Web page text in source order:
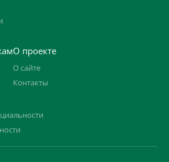
О проекте
О сайте
Контакты